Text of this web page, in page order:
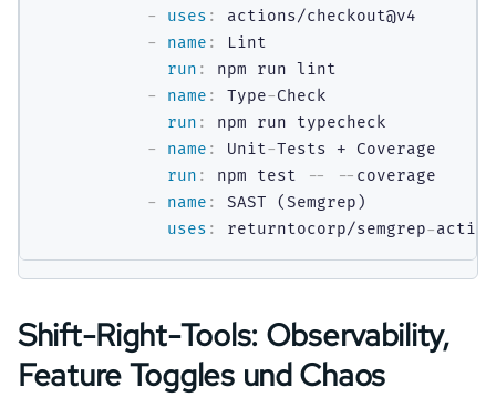
-
uses :
actions/checkout@v4
-
name :
Lint
run :
npm run lint
-
name : Type-Check
run :
npm run typecheck
-
name : Unit-Tests + Coverage
run : npm test -- -- coverage
-
name :
SAST (Semgrep)
uses : returntocorp/semgrep-
Shift-Right-Tools: Observability,
Feature Toggles und Chaos